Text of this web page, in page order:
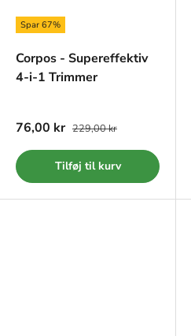
Spar 67%
Corpos - Supereffektiv
4-i-1 Trimmer
76,00 kr 229,00 kr
Tilføj til kurv